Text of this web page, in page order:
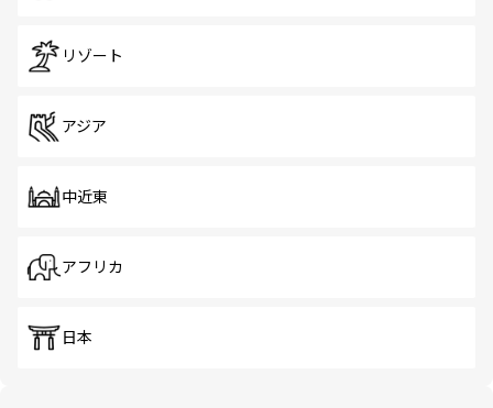
リゾート
アジア
中近東
アフリカ
日本